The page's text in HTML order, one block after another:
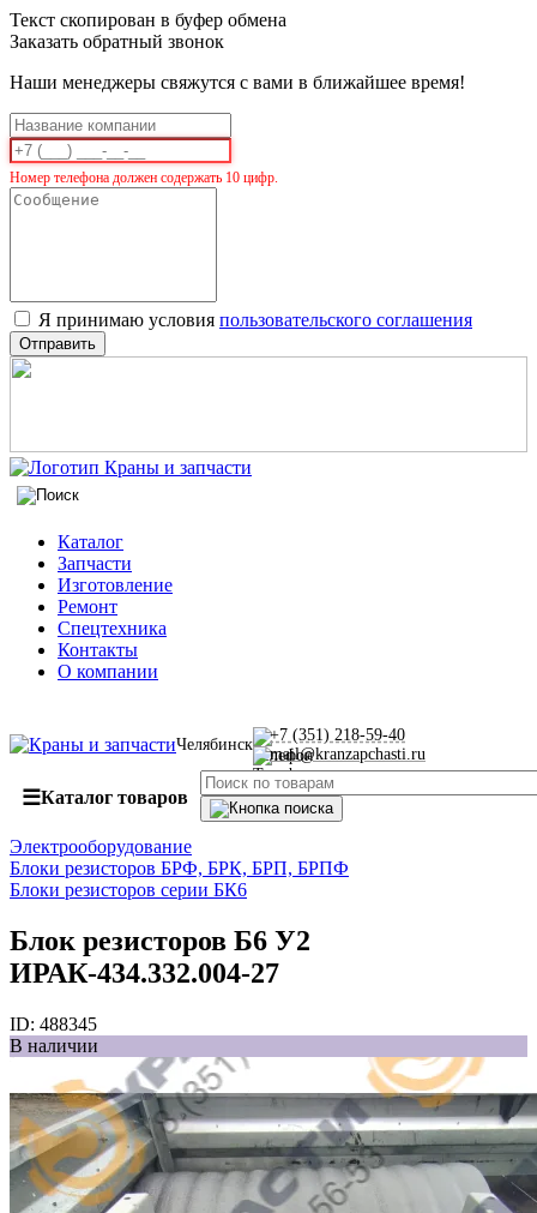
Текст скопирован в буфер обмена
Заказать обратный звонок
Наши менеджеры свяжутся с вами в ближайшее время!
Номер телефона должен содержать 10 цифр.
Я принимаю условия пользовательского соглашения
Отправить
Каталог
Запчасти
Изготовление
Ремонт
Спецтехника
Контакты
О компании
Челябинск
+7 (351) 218-59-40
mail@kranzapchasti.ru
☰Каталог товаров
Электрооборудование
Блоки резисторов БРФ, БРК, БРП, БРПФ
Блоки резисторов серии БК6
Блок резисторов Б6 У2
ИРАК-434.332.004-27
ID: 488345
В наличии